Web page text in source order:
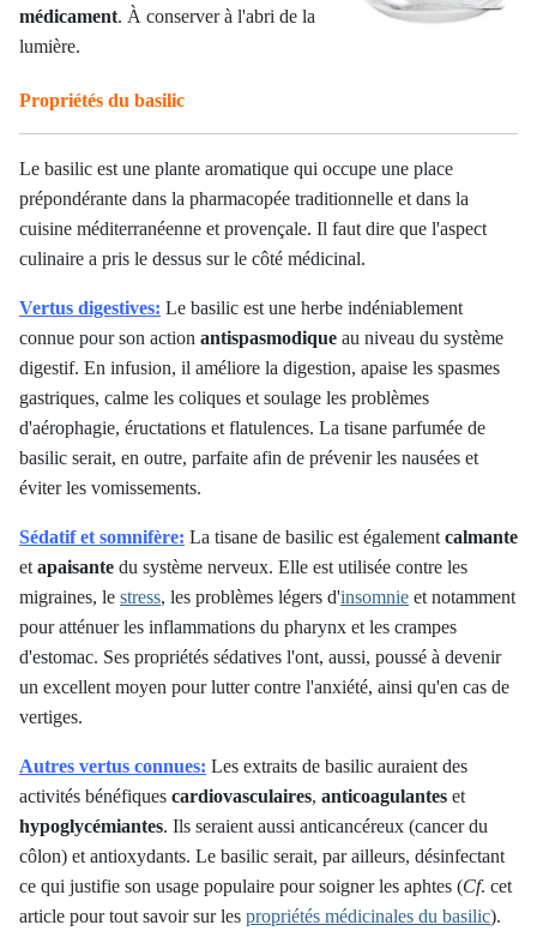
médicament. À conserver à l'abri de la
lumière.
Propriétés du basilic
Le basilic est une plante aromatique qui occupe une place
prépondérante dans la pharmacopée traditionnelle et dans la
cuisine méditerranéenne et provençale. Il faut dire que l'aspect
culinaire a pris le dessus sur le côté médicinal.
Vertus digestives: Le basilic est une herbe indéniablement
connue pour son action antispasmodique au niveau du système
digestif. En infusion, il améliore la digestion, apaise les spasmes
gastriques, calme les coliques et soulage les problèmes
d'aérophagie, éructations et flatulences. La tisane parfumée de
basilic serait, en outre, parfaite afin de prévenir les nausées et
éviter les vomissements.
Sédatif et somnifère: La tisane de basilic est également calmante
et apaisante du système nerveux. Elle est utilisée contre les
migraines, le stress, les problèmes légers d'insomnie et notamment
pour atténuer les inflammations du pharynx et les crampes
d'estomac. Ses propriétés sédatives l'ont, aussi, poussé à devenir
un excellent moyen pour lutter contre l'anxiété, ainsi qu'en cas de
vertiges.
Autres vertus connues: Les extraits de basilic auraient des
activités bénéfiques cardiovasculaires, anticoagulantes et
hypoglycémiantes. Ils seraient aussi anticancéreux (cancer du
côlon) et antioxydants. Le basilic serait, par ailleurs, désinfectant
ce qui justifie son usage populaire pour soigner les aphtes (Cf. cet
article pour tout savoir sur les propriétés médicinales du basilic).